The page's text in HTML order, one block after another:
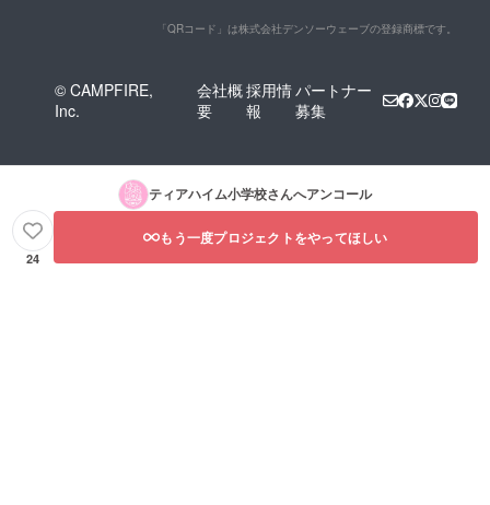
「QRコード」は株式会社デンソーウェーブの登録商標です。
© CAMPFIRE,
Inc.
会社概
要
採用情
報
パートナー
募集
ティアハイム小学校さんへアンコール
24
もう一度プロジェクトをやってほしい